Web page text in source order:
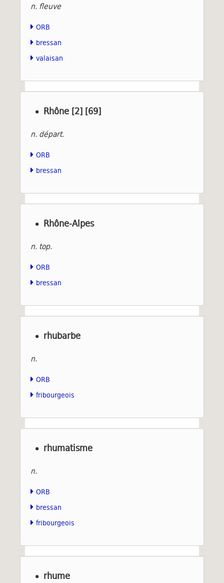
n. fleuve
ORB
bressan
valaisan
Rhône [2] [69]
n. départ.
ORB
bressan
Rhône-Alpes
n. top.
ORB
bressan
rhubarbe
n.
ORB
fribourgeois
rhumatisme
n.
ORB
bressan
fribourgeois
rhume